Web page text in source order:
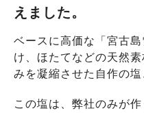
えました。
ベースに高価な「宮古
け、ほたてなどの天然
みを凝縮させた自作の塩
この塩は、弊社のみが